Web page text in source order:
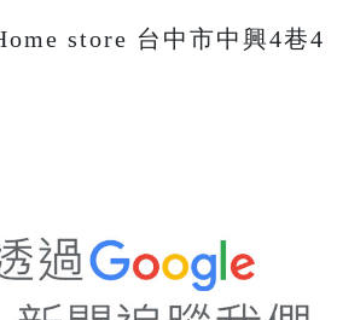
store 台中市中興4巷4